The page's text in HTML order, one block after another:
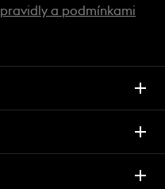
pravidly a podmínkami